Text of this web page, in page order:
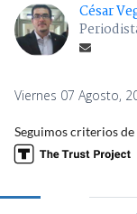
César
Viernes 07 Agosto,
Seguimos criterios de